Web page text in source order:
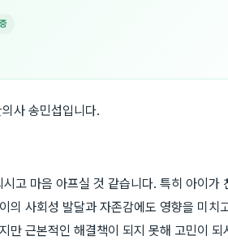
사 송민섭입니다.
고 마음 아프실 것 같습니다. 특히 아이가
의 사회성 발달과 자존감에도 영향을 미치
만 근본적인 해결책이 되지 못해 고민이 되